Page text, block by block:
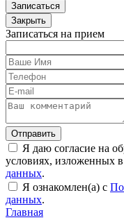
Записаться
Закрыть
Записаться на прием
Отправить
Я даю согласие на
условиях, изложенных в
данных.
Я ознакомлен(а) с
данных.
Главная